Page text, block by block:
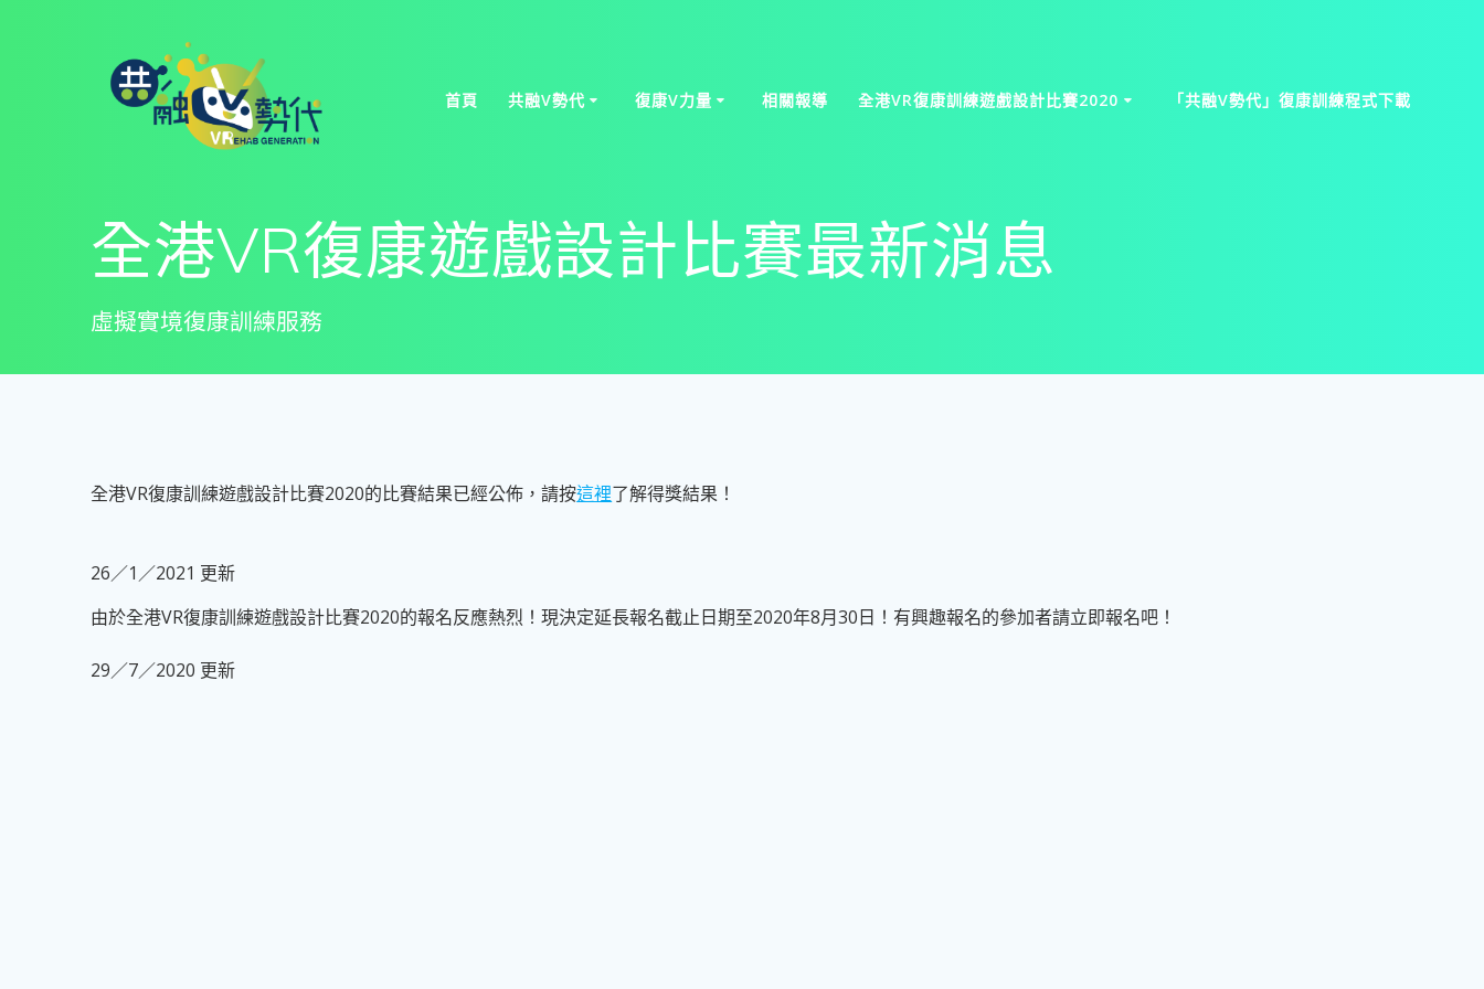
首頁 共融V勢代 復康V力量 相關報導 全港VR復康訓練遊戲設計比賽2020 「共融V勢代」復康訓練程式下載
全港VR復康遊戲設計比賽最新消息
虛擬實境復康訓練服務
全港VR復康訓練遊戲設計比賽2020的比賽結果已經公佈，請按這裡了解得獎結果！
26／1／2021 更新
由於全港VR復康訓練遊戲設計比賽2020的報名反應熱烈！現決定延長報名截止日期至2020年8月30日！有興趣報名的參加者請立即報名吧！
29／7／2020 更新